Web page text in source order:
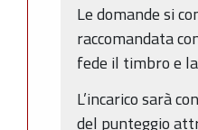
Le domande si
raccomandata
fede il timbro e
L’incarico sarà
del punteggio